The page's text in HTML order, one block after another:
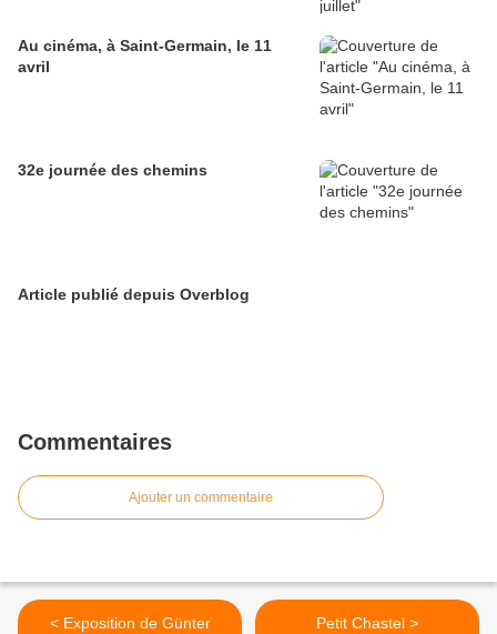
Au cinéma, à Saint-Germain, le 11
avril
32e journée des chemins
Article publié depuis Overblog
Commentaires
Ajouter un commentaire
< Exposition de Günter
Petit Chastel >